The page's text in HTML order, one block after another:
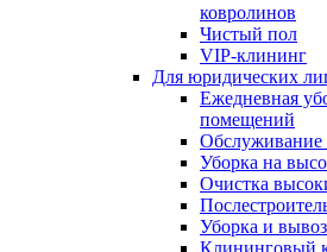
ковролинов
Чистый пол
VIP-клининг
Для юридических
Ежедневная
помещений
Обслуживание
Уборка на
Очистка
Уборка и вывоз
Клининговый